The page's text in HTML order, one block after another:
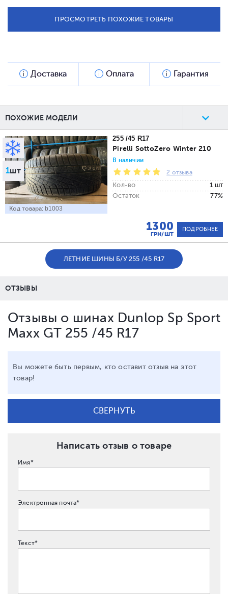
ПРОСМОТРЕТЬ ПОХОЖИЕ ТОВАРЫ
Доставка Оплата Гарантия
ПОХОЖИЕ МОДЕЛИ
1шт
Код товара: b1003
255 /45 R17
Pirelli SottoZero Winter 210
В наличии
2 отзыва
Кол-во
1 шт
Остаток
77%
1300
ГРН/ШТ
ПОДРОБНЕЕ
ЛЕТНИЕ ШИНЫ Б/У 255 /45 R17
ОТЗЫВЫ
Отзывы о шинах Dunlop Sp Sport
Maxx GT 255 /45 R17
Вы можете быть первым, кто оставит отзыв на этот
товар!
СВЕРНУТЬ
Написать отзыв о товаре
Имя*
Электронная почта*
Текст*